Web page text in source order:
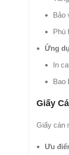
Bảo
Phù
Ứng
In
Bao
Giấy
Giấy cán
Ưu